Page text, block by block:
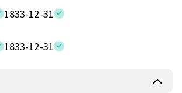
1833-12-31
1833-12-31